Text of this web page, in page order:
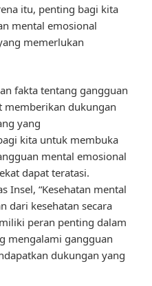
itu, penting bagi kita
mental emosional
memerlukan
fakta tentang gangguan
memberikan dukungan
yang
kita untuk membuka
mental emosional
dapat teratasi.
Insel, “Kesehatan mental
dari kesehatan secara
peran penting dalam
mengalami gangguan
dukungan yang